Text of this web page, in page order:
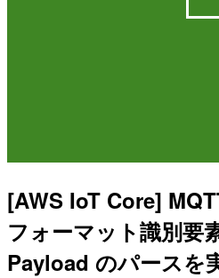
[AWS IoT Core]
フォーマット識別要
Payload のパースを